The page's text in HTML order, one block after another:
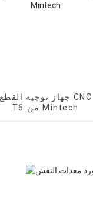
جهاز توجيه القطع CNC
T6 من Mintech